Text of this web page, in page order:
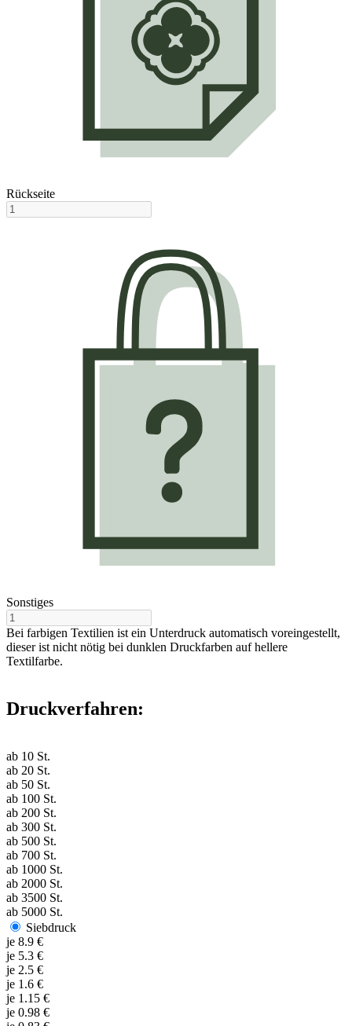
Rückseite
Sonstiges
Bei farbigen Textilien ist ein Unterdruck automatisch voreingestellt,
dieser ist nicht nötig bei dunklen Druckfarben auf hellere
Textilfarbe.
Druckverfahren:
ab 10 St.
ab 20 St.
ab 50 St.
ab 100 St.
ab 200 St.
ab 300 St.
ab 500 St.
ab 700 St.
ab 1000 St.
ab 2000 St.
ab 3500 St.
ab 5000 St.
Siebdruck
je 8.9 €
je 5.3 €
je 2.5 €
je 1.6 €
je 1.15 €
je 0.98 €